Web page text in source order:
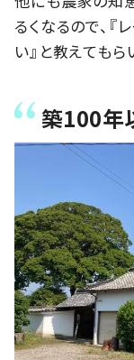
るくなるので、『
い』と教えてもら
築100年